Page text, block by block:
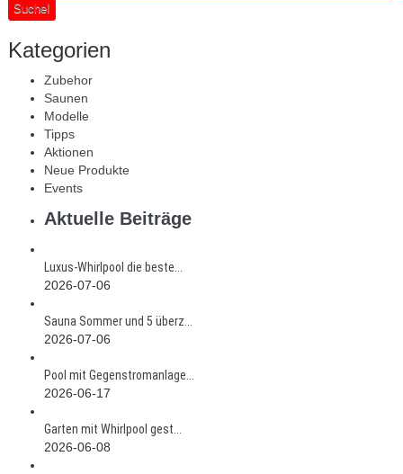
Suche!
Kategorien
Zubehor
Saunen
Modelle
Tipps
Aktionen
Neue Produkte
Events
Aktuelle Beiträge
Luxus-Whirlpool die beste...
2026-07-06
Sauna Sommer und 5 überz...
2026-07-06
Pool mit Gegenstromanlage...
2026-06-17
Garten mit Whirlpool gest...
2026-06-08